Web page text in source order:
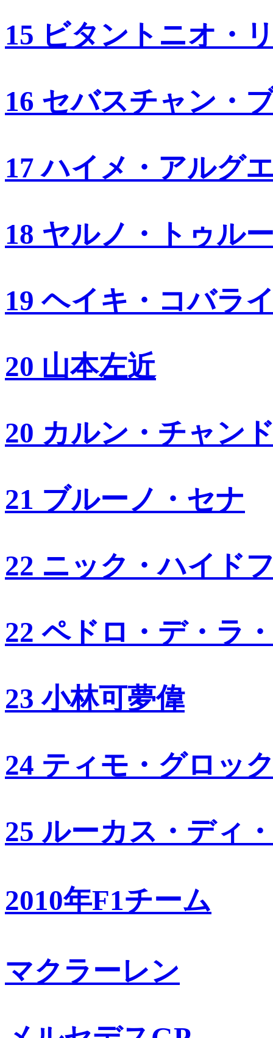
15 ビタントニオ・
16 セバスチャン・
17 ハイメ・アルグ
18 ヤルノ・トゥル
19 ヘイキ・コバラ
20 山本左近
20 カルン・チャン
21 ブルーノ・セナ
22 ニック・ハイド
22 ペドロ・デ・ラ
23 小林可夢偉
24 ティモ・グロッ
25 ルーカス・ディ
2010年F1チーム
マクラーレン